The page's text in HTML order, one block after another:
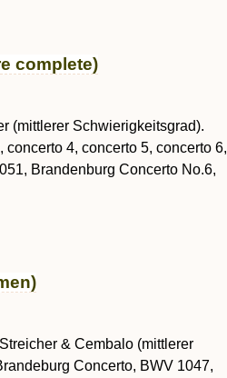
complete)
(mittlerer Schwierigkeitsgrad).
concerto 4, concerto 5, concerto 6,
Brandenburg Concerto No.6,
& Cembalo (mittlerer
Concerto, BWV 1047,